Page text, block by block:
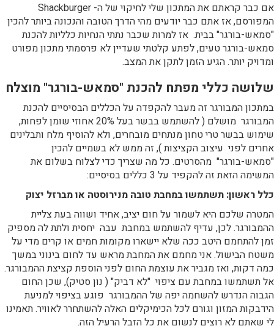
אם כבר קראתם את המתכון שלי לחיקוי של ה- Shackburger
המפורסם, אז אתם כבר יודעים מהי הדרך הטובה והנכונה ביותר להכין
"סמאש-בורגר" בבית. אז למרות שכבר נתתי הנחיות כלליות להכנת
סמאש-בורגר טעים, לפתע קלטתי שעדיין לא פרסמתי מתכון מפורט
ומדויק יותר. הגיע הזמן לתקן את המצב.
שלושה כללי מפתח להכנת "סמאש-בורגר" מוצלח
במתכון המבורגר זה מעבר להקפדה על הכללים הבסיסיים להכנת
המבורגר מושלם ( להשתמש בבשר בעל 20% אחוזי שומן לפחות,
שימוש בבשר טרי טחון מנתחים מובחרים, ולא להוסיף מלח ותבלינים
אחרים לפני עיצוב הקציצות ), זה ממש לא בשמיים להכין
"סמאש-בורגר" מהסרטים. כל מה שצריך כדי לצלוח בשלום את
המשימה הזאת זה להקפיד על 3 כללים בסיסיים:
כלל ראשון: תשתמשו במחבת טובה מנירוסטה או מברזל יצוק
המטרה שלכם היא לשמור על חום יציב, אחיד ושווה בעת צליית
ההמבורגר. לכן, עדיף להשתמש במחבת עבה יחסית ולתת לה מספיק
זמן להתחמם היטב ככה שלא יישארו מקומות חמים או קרים מדי על
משטח הבישול. אני מחמם את המחבת מראש עד לחום בינוני במשך
כמה דקות, ואז מגביר את עוצמת החום לפני הוספת קציצת ההמבורגר.
אל תשתמשו במחבת עם ציפוי "לא דביק" ( נון סטיק), שכן החום
הגבוה הנדרש להשחמה יפה של ההמבורגר פוגע בציפוי למניעת
הידבקות המזון וגורם לכל הכימיקלים האלה להשתחרר לאוויר. תאמינו
לי שאתם לא רוצים לנשום את כל הזבל הרעיל הזה.